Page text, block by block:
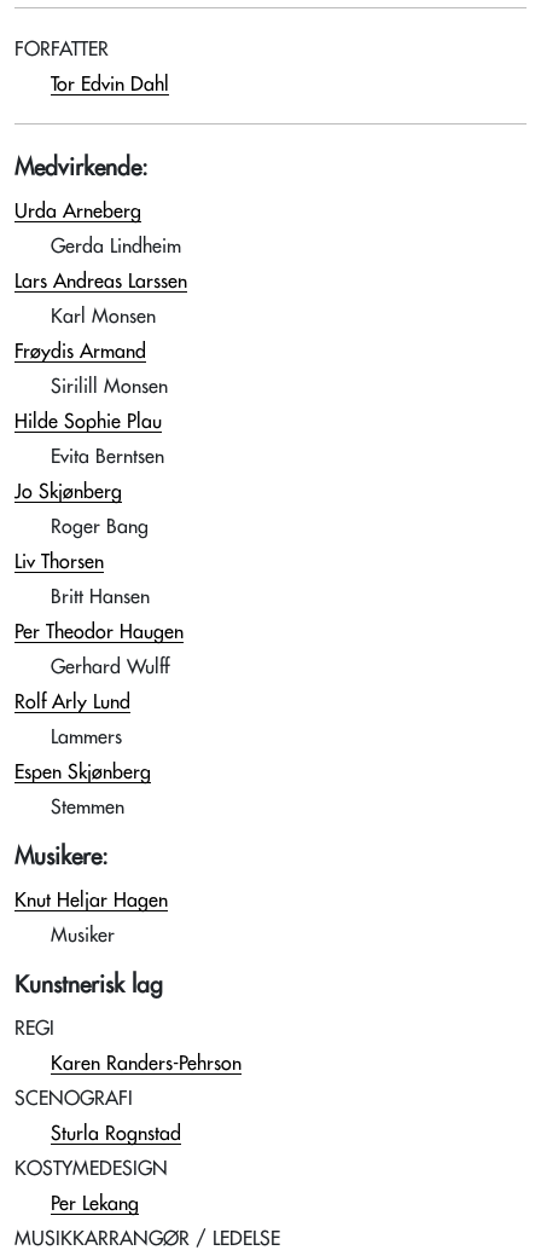
FORFATTER
Tor Edvin Dahl
Medvirkende:
Urda Arneberg
Gerda Lindheim
Lars Andreas Larssen
Karl Monsen
Frøydis Armand
Sirilill Monsen
Hilde Sophie Plau
Evita Berntsen
Jo Skjønberg
Roger Bang
Liv Thorsen
Britt Hansen
Per Theodor Haugen
Gerhard Wulff
Rolf Arly Lund
Lammers
Espen Skjønberg
Stemmen
Musikere:
Knut Heljar Hagen
Musiker
Kunstnerisk lag
REGI
Karen Randers-Pehrson
SCENOGRAFI
Sturla Rognstad
KOSTYMEDESIGN
Per Lekang
MUSIKKARRANGØR / LEDELSE